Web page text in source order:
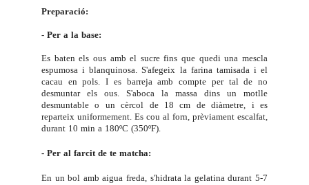
Preparació:
- Per a la base:
Es baten els ous amb el sucre fins que quedi una mescla
espumosa i blanquinosa. S'afegeix la farina tamisada i el
cacau en pols. I es barreja amb compte per tal de no
desmuntar els ous. S'aboca la massa dins un motlle
desmuntable o un cèrcol de 18 cm de diàmetre, i es
reparteix uniformement. Es cou al forn, prèviament escalfat,
durant 10 min a 180ºC (350ºF).
- Per al farcit de te matcha:
En un bol amb aigua freda, s'hidrata la gelatina durant 5-7